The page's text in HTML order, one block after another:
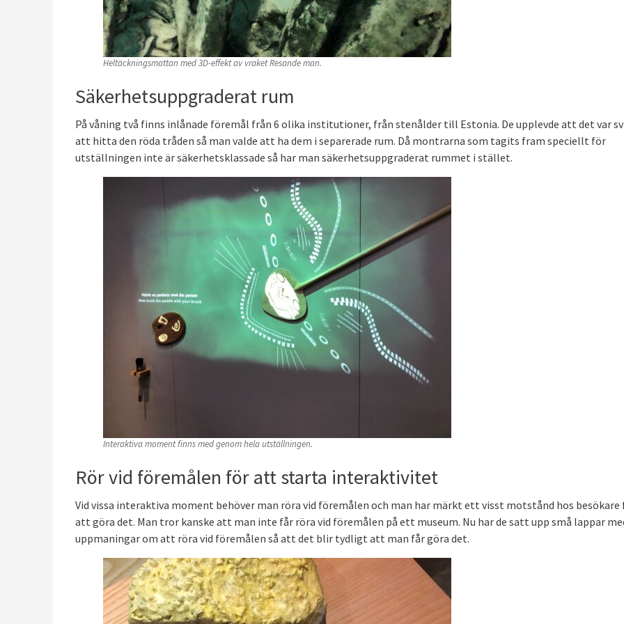
Heltäckningsmattan med 3D-effekt av vraket Resande man.
Säkerhetsuppgraderat rum
På våning två finns inlånade föremål från 6 olika institutioner, från stenålder till Estonia. De upplevde att det var
att hitta den röda tråden så man valde att ha dem i separerade rum. Då montrarna som tagits fram speciellt för
utställningen inte är säkerhetsklassade så har man säkerhetsuppgraderat rummet i stället.
Interaktiva moment finns med genom hela utställningen.
Rör vid föremålen för att starta interaktivitet
Vid vissa interaktiva moment behöver man röra vid föremålen och man har märkt ett visst motstånd hos besökare
att göra det. Man tror kanske att man inte får röra vid föremålen på ett museum. Nu har de satt upp små lappar
uppmaningar om att röra vid föremålen så att det blir tydligt att man får göra det.